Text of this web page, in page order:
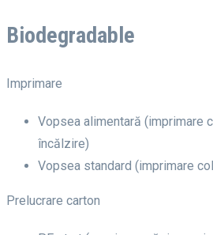
Biodegradable
Imprimare
Vopsea alimentară (imprimare
încălzire)
Vopsea standard (imprimare
Prelucrare carton